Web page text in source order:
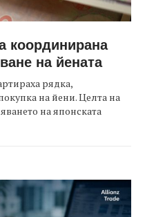
координирана
на йената
рядка,
на йени. Целта на
на японската